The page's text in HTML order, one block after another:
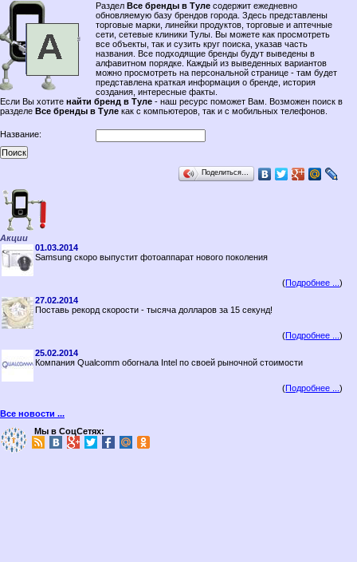
Раздел Все бренды в Туле содержит ежедневно
обновляемую базу брендов города. Здесь представлены
торговые марки, линейки продуктов, торговые и аптечные
сети, сетевые клиники Тулы. Вы можете как просмотреть
все объекты, так и сузить круг поиска, указав часть
названия. Все подходящие бренды будут выведены в
алфавитном порядке. Каждый из выведенных вариантов
можно просмотреть на персональной странице - там будет
представлена краткая информация о бренде, история
создания, интересные факты.
Если Вы хотите найти бренд в Туле - наш ресурс поможет Вам. Возможен поиск в
разделе Все бренды в Туле как с компьютеров, так и с мобильных телефонов.
Название:
Поделиться…
Акции
01.03.2014
Samsung скоро выпустит фотоаппарат нового поколения
(Подробнее ...)
27.02.2014
Поставь рекорд скорости - тысяча долларов за 15 секунд!
(Подробнее ...)
25.02.2014
Компания Qualcomm обогнала Intel по своей рыночной стоимости
(Подробнее ...)
Все новости ...
Мы в СоцСетях: